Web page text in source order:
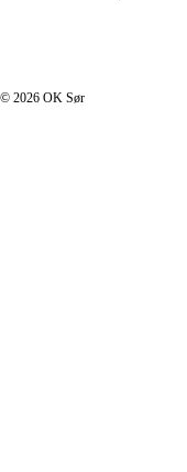
© 2026 OK Sør